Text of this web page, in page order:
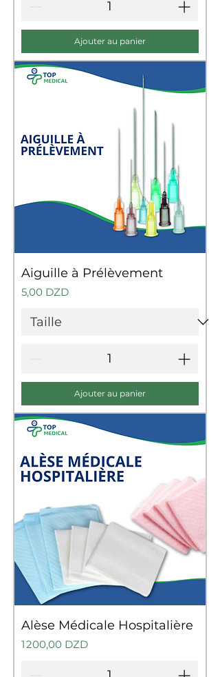
Ajouter au panier
Aiguille à Prélèvement
Prix
5,00 DZD
Ajouter au panier
Alèse Médicale Hospitalière
Prix
1 200,00 DZD